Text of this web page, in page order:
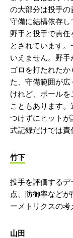
の大部分は投手の
守備に結構依存し
野手と投手で責
とされています
いえません。野
ゴロを打たれた
た、守備範囲が
けれど、ボールを
こともあります
つけずにヒット
式記録だけでは責
竹下
投手を評価する
点、防御率など
ーメトリクスの考
山田